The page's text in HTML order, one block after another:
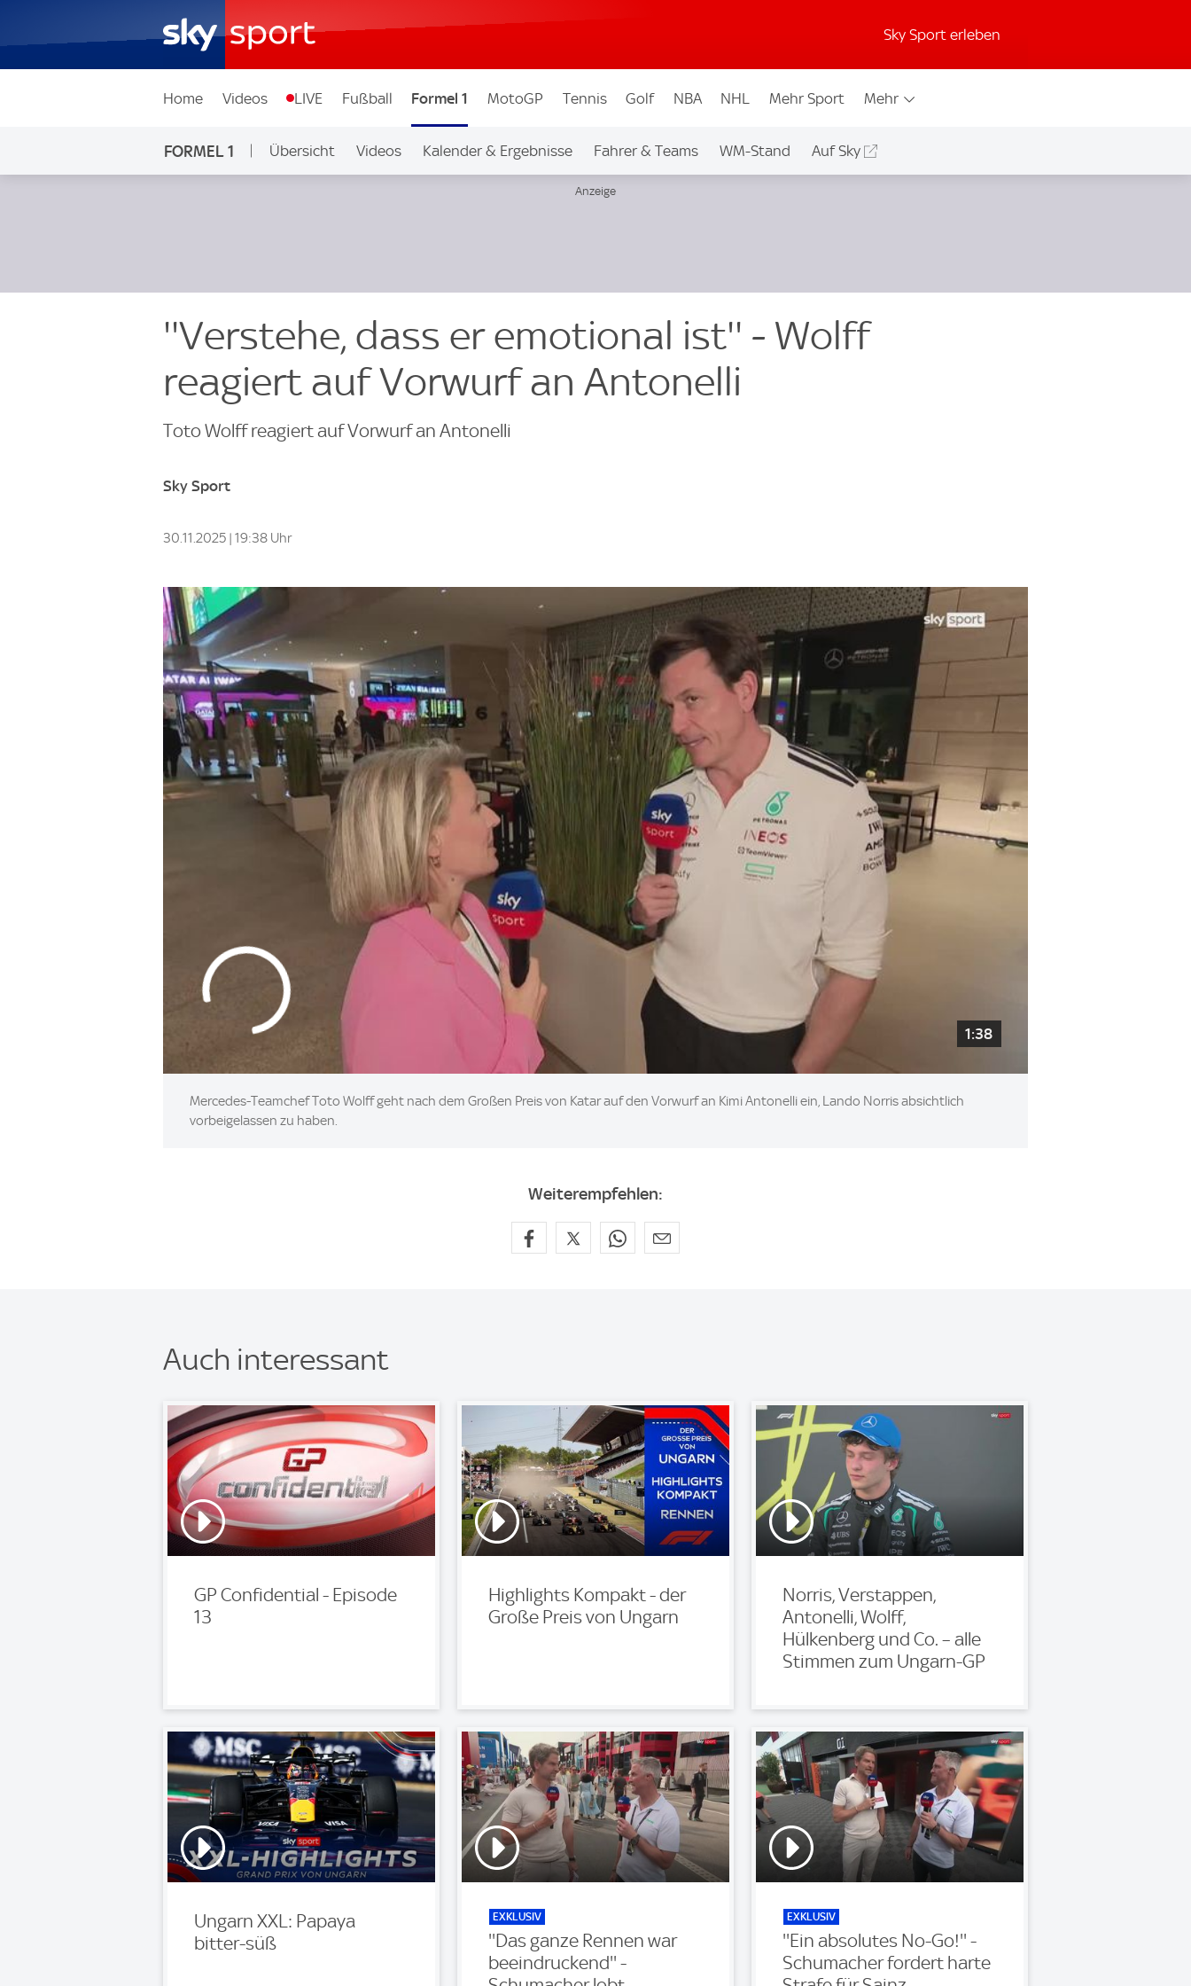
Sky Sport erleben
Home Videos LIVE Fußball Formel 1 MotoGP Tennis Golf NBA NHL Mehr Sport Mehr
FORMEL 1 Übersicht Videos Kalender & Ergebnisse Fahrer & Teams WM-Stand Auf Sky
''Verstehe, dass er emotional ist'' - Wolff
reagiert auf Vorwurf an Antonelli
Toto Wolff reagiert auf Vorwurf an Antonelli
Sky Sport
30.11.2025 | 19:38 Uhr
1:38
Mercedes-Teamchef Toto Wolff geht nach dem Großen Preis von Katar auf den Vorwurf an Kimi Antonelli ein, Lando Norris absichtlich
vorbeigelassen zu haben.
Weiterempfehlen:
Auch interessant
GP Confidential - Episode
13
Highlights Kompakt - der
Große Preis von Ungarn
Norris, Verstappen,
Antonelli, Wolff,
Hülkenberg und Co. – alle
Stimmen zum Ungarn-GP
Ungarn XXL: Papaya
bitter-süß
EXKLUSIV
''Das ganze Rennen war
beeindruckend'' -
EXKLUSIV
''Ein absolutes No-Go!'' -
Schumacher fordert harte